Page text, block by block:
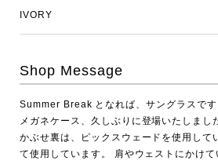
IVORY
Shop Message
Summer Break となれば、サングラスです
メガネケース、久しぶりに登場いたしまし
かぶせ裏は、ピックスウェードを使用し
て使用しています。 肩やウェストにかけ